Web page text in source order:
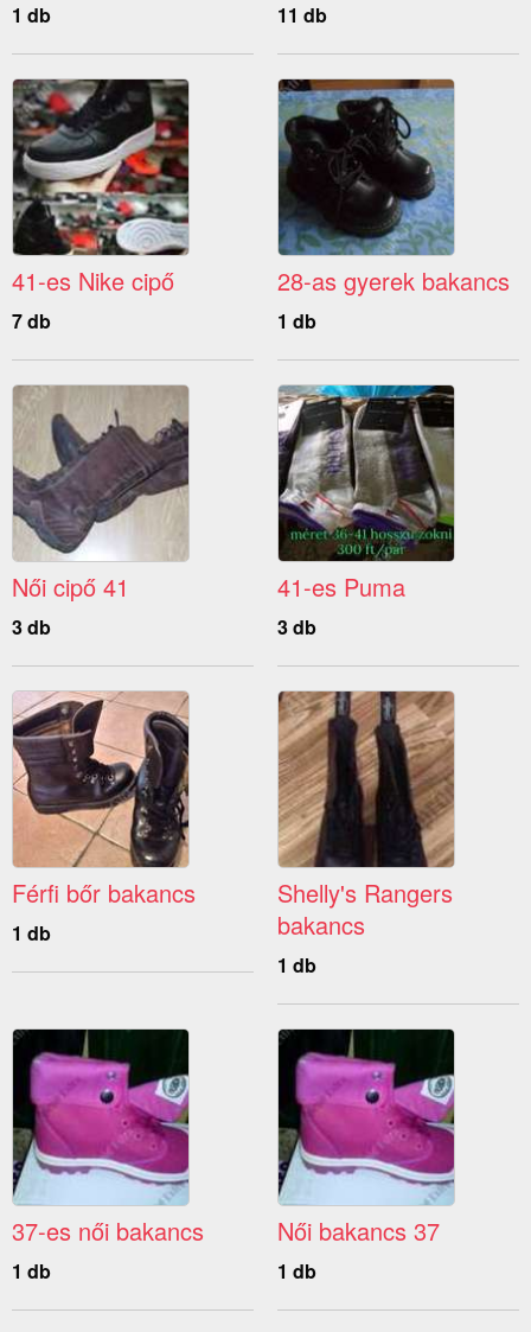
1 db 11 db
41-es Nike cipő
7 db
28-as gyerek bakancs
1 db
Női cipő 41
3 db
41-es Puma
3 db
Férfi bőr bakancs
1 db
Shelly's Rangers
bakancs
1 db
37-es női bakancs
1 db
Női bakancs 37
1 db